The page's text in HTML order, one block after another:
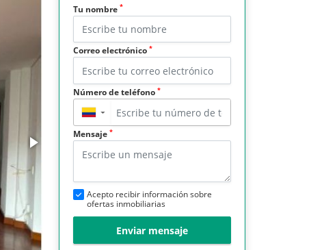
Tu nombre *
Correo electrónico *
Número de teléfono *
▼
Mensaje *
Acepto recibir información sobre
ofertas inmobiliarias
Enviar mensaje